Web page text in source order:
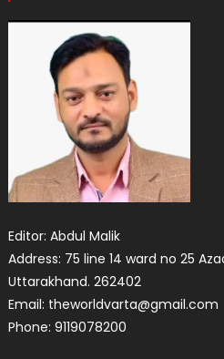
Editor: Abdul Malik
Address: 75 line 14 ward no 25
Uttarakhand. 262402
Email: theworldvarta@gmail.com
Phone: 9119078200